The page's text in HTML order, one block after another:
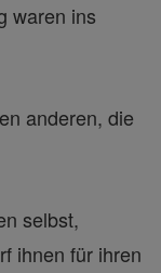
waren ins
anderen, die
selbst,
ihnen für ihren